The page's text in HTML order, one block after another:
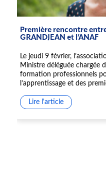
Première rencontre
GRANDJEAN et l’ANAF
Le jeudi 9 février,
Ministre déléguée chargée
formation professionnels
l’apprentissage et des
Lire l'article